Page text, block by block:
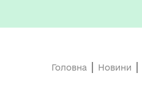
Головна Новини